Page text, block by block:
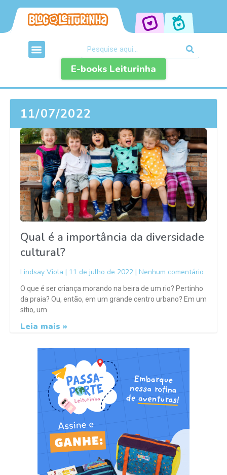
E-books Leiturinha
11/07/2022
Qual é a importância da diversidade
cultural?
Lindsay Viola 11 de julho de 2022 Nenhum comentário
O que é ser criança morando na beira de um rio? Pertinho
da praia? Ou, então, em um grande centro urbano? Em um
sítio, um
Leia mais »